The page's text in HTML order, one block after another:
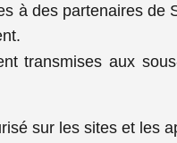
à des partenaires de
transmises aux
sur les sites et les